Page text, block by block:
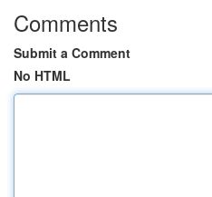
Comments
Submit a Comment
No HTML